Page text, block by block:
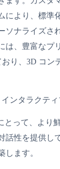
により、標準
ソナライズさ
は、豊富なプ
り、3D コン
ンタラクテ
とって、より
話性を提供し
します。